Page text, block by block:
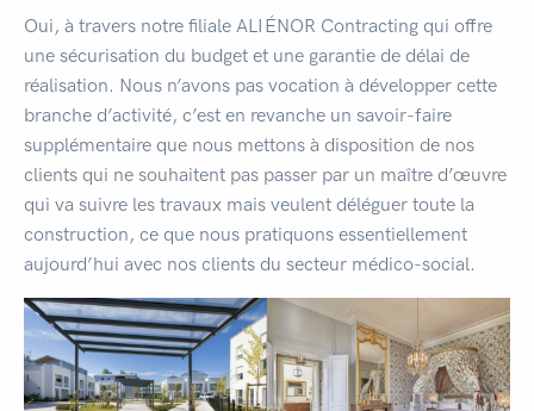
Oui, à travers notre filiale ALIÉNOR Contracting qui offre
une sécurisation du budget et une garantie de délai de
réalisation. Nous n’avons pas vocation à développer cette
branche d’activité, c’est en revanche un savoir-faire
supplémentaire que nous mettons à disposition de nos
clients qui ne souhaitent pas passer par un maître d’œuvre
qui va suivre les travaux mais veulent déléguer toute la
construction, ce que nous pratiquons essentiellement
aujourd’hui avec nos clients du secteur médico-social.